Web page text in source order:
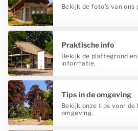
Bekijk de foto’s van
Praktische info
Bekijk de plattegrond
informatie.
Tips in de omgeving
Bekijk onze tips voor
omgeving.